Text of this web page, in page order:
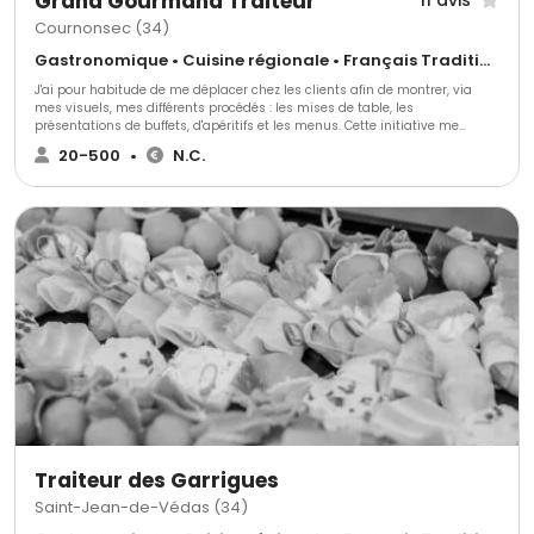
Cournonsec (34)
Gastronomique • Cuisine régionale • Français Traditionnel
J'ai pour habitude de me déplacer chez les clients afin de montrer, via
mes visuels, mes différents procédés : les mises de table, les
présentations de buffets, d'apéritifs et les menus. Cette initiative me
permet de définir la prestation la plus adaptée à vos attentes Alors,
n'hésitez pas.. Appelez moi ou envoyez moi une demande ...
20-500 • N.C.
Traiteur des Garrigues
Saint-Jean-de-Védas (34)